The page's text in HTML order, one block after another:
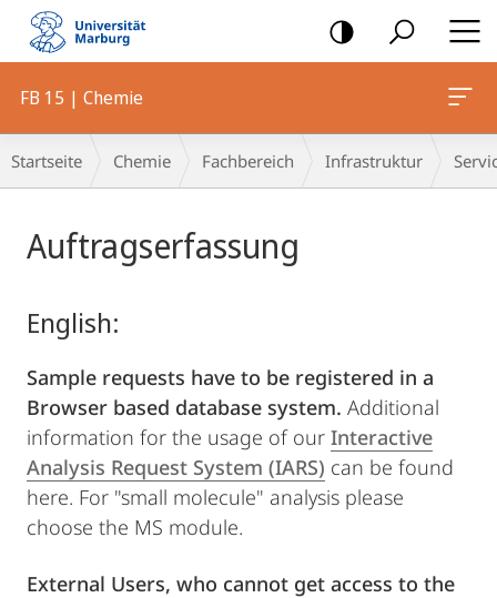
Mobile-
Navigation
FB 15 | Chemie
Breadcrumb-
Navigation
Startseite Chemie Fachbereich Infrastruktur
Auftragserfassung
English:
Sample requests have to be registered in a
Browser based database system. Additional
information for the usage of our Interactive
Analysis Request System (IARS) can be found
here. For "small molecule" analysis please
choose the MS module.
External Users, who cannot get access to the